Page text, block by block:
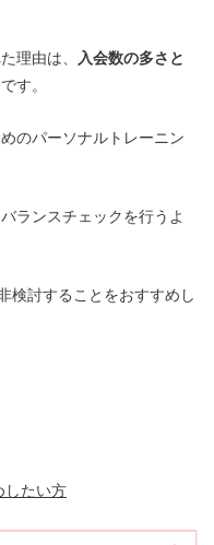
理由は、 入会数の多さと
です。
のパーソナルトレーニン
ランスチェックを行うよ
検討することをおすすめし
したい方